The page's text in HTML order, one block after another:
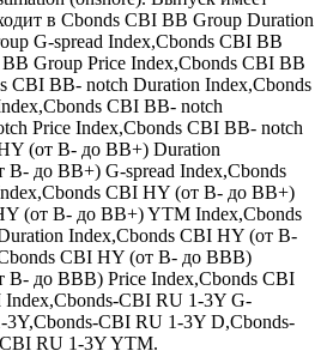
серии (ISIN RU000A10E747, FIGI )
выпуск компании «ПАО
2 903 888 000,00 RUB в
(onshore). Выпуск имеет
в Cbonds CBI BB Group Duration
G-spread Index,Cbonds CBI BB
Group Price Index,Cbonds CBI BB
BB- notch Duration Index,Cbonds
CBI BB- notch
Price Index,Cbonds CBI BB- notch
(от B- до BB+) Duration
до BB+) G-spread Index,Cbonds
CBI HY (от B- до BB+)
(от B- до BB+) YTM Index,Cbonds
Index,Cbonds CBI HY (от B-
CBI HY (от B- до BBB)